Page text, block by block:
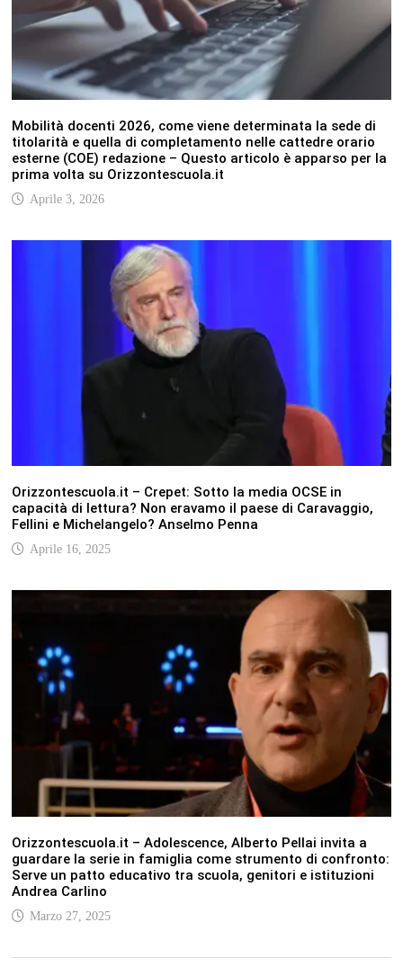
Mobilità docenti 2026, come viene determinata la sede di
titolarità e quella di completamento nelle cattedre orario
esterne (COE) redazione – Questo articolo è apparso per la
prima volta su Orizzontescuola.it
Aprile 3, 2026
Orizzontescuola.it – Crepet: Sotto la media OCSE in
capacità di lettura? Non eravamo il paese di Caravaggio,
Fellini e Michelangelo? Anselmo Penna
Aprile 16, 2025
Orizzontescuola.it – Adolescence, Alberto Pellai invita a
guardare la serie in famiglia come strumento di confronto:
Serve un patto educativo tra scuola, genitori e istituzioni
Andrea Carlino
Marzo 27, 2025